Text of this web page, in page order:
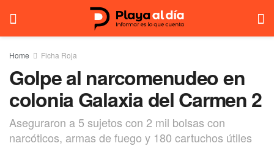
Home Ficha Roja
Golpe al narcomenudeo en
colonia Galaxia del Carmen 2
Aseguraron a 5 sujetos con 2 mil bolsas con
narcóticos, armas de fuego y 180 cartuchos útiles